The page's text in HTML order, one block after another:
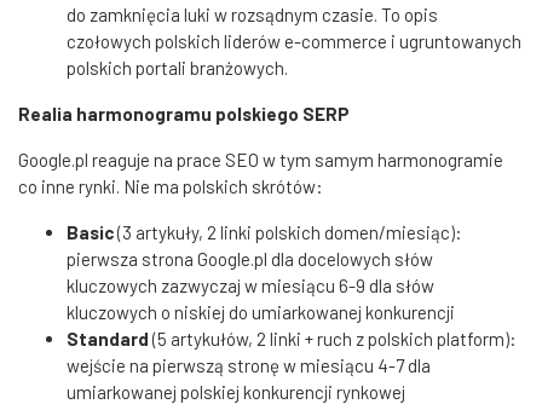
do zamknięcia luki w rozsądnym czasie. To opis
czołowych polskich liderów e-commerce i ugruntowanych
polskich portali branżowych.
Realia harmonogramu polskiego SERP
Google.pl reaguje na prace SEO w tym samym harmonogramie
co inne rynki. Nie ma polskich skrótów:
Basic(3 artykuły, 2 linki polskich domen/miesiąc):
pierwsza strona Google.pl dla docelowych słów
kluczowych zazwyczaj w miesiącu 6-9 dla słów
kluczowych o niskiej do umiarkowanej konkurencji
Standard (5 artykułów, 2 linki + ruch z polskich platform):
wejście na pierwszą stronę w miesiącu 4-7 dla
umiarkowanej polskiej konkurencji rynkowej